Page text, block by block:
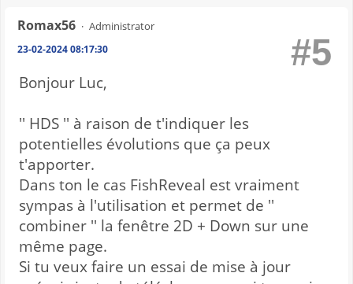
Romax56 Administrator
23-02-2024 08:17:30 #5
Bonjour Luc,
'' HDS '' à raison de t'indiquer les
potentielles évolutions que ça peux
t'apporter.
Dans ton le cas FishReveal est vraiment
sympas à l'utilisation et permet de ''
combiner '' la fenêtre 2D + Down sur une
même page.
Si tu veux faire un essai de mise à jour